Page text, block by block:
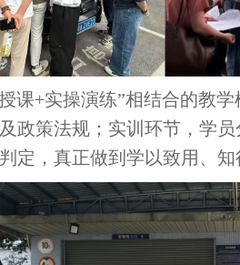
课+实操演练”相结合的教
政策法规；实训环节，学
定，真正做到学以致用、知